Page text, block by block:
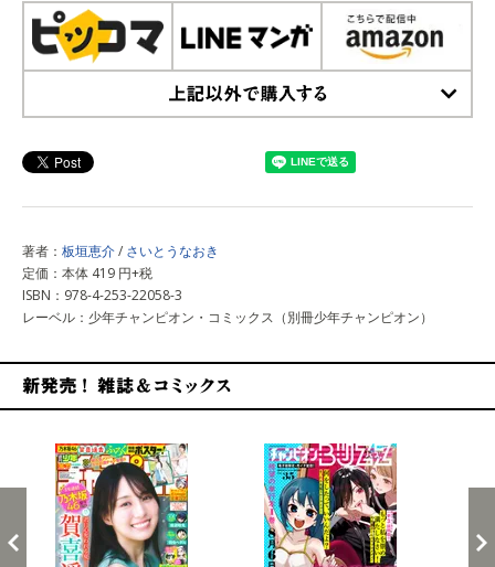
著者： 板垣恵介/ さいとうなおき
定価：本体 419 円+税
ISBN：978-4-253-22058-3
レーベル：少年チャンピオン・コミックス（別冊少年チャンピオン）